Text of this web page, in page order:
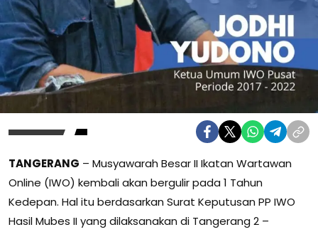
TANGERANG – Musyawarah Besar II Ikatan Wartawan
Online (IWO) kembali akan bergulir pada 1 Tahun
Kedepan. Hal itu berdasarkan Surat Keputusan PP IWO
Hasil Mubes II yang dilaksanakan di Tangerang 2 –